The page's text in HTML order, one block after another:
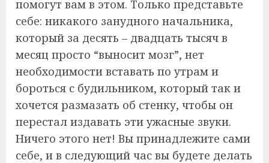
помогут вам в этом. Только представьте
себе: никакого занудного начальника,
который за десять – двадцать тысяч в
месяц просто “выносит мозг”, нет
необходимости вставать по утрам и
бороться с будильником, который так и
хочется размазать об стенку, чтобы он
перестал издавать эти ужасные звуки.
Ничего этого нет! Вы принадлежите сами
себе, и в следующий час вы будете делать